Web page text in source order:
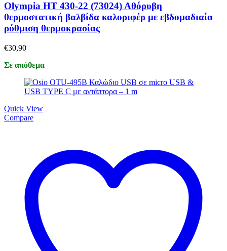
Olympia ΗΤ 430-22 (73024) Αθόρυβη
θερμοστατική βαλβίδα καλοριφέρ με εβδομαδιαία
ρύθμιση θερμοκρασίας
€30,90
Σε απόθεμα
Quick View
Compare